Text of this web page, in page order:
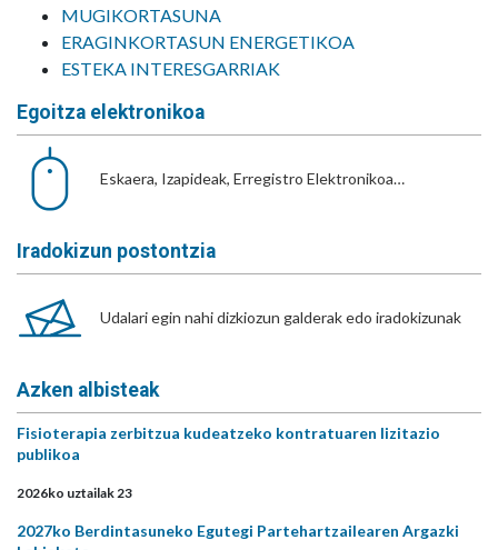
MUGIKORTASUNA
ERAGINKORTASUN ENERGETIKOA
ESTEKA INTERESGARRIAK
Egoitza elektronikoa
Eskaera, Izapideak, Erregistro Elektronikoa…
Iradokizun postontzia
Udalari egin nahi dizkiozun galderak edo iradokizunak
Azken albisteak
Fisioterapia zerbitzua kudeatzeko kontratuaren lizitazio
publikoa
2026ko uztailak 23
2027ko Berdintasuneko Egutegi Partehartzailearen Argazki